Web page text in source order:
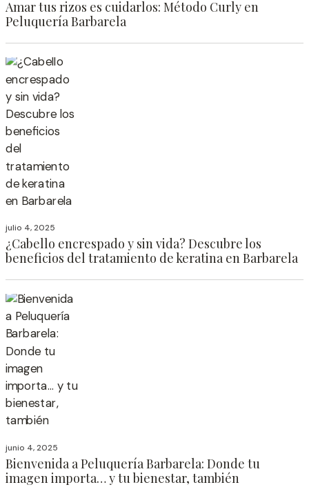
Amar tus rizos es cuidarlos: Método Curly en
Peluquería Barbarela
julio 4, 2025
¿Cabello encrespado y sin vida? Descubre los
beneficios del tratamiento de keratina en Barbarela
junio 4, 2025
Bienvenida a Peluquería Barbarela: Donde tu
imagen importa… y tu bienestar, también